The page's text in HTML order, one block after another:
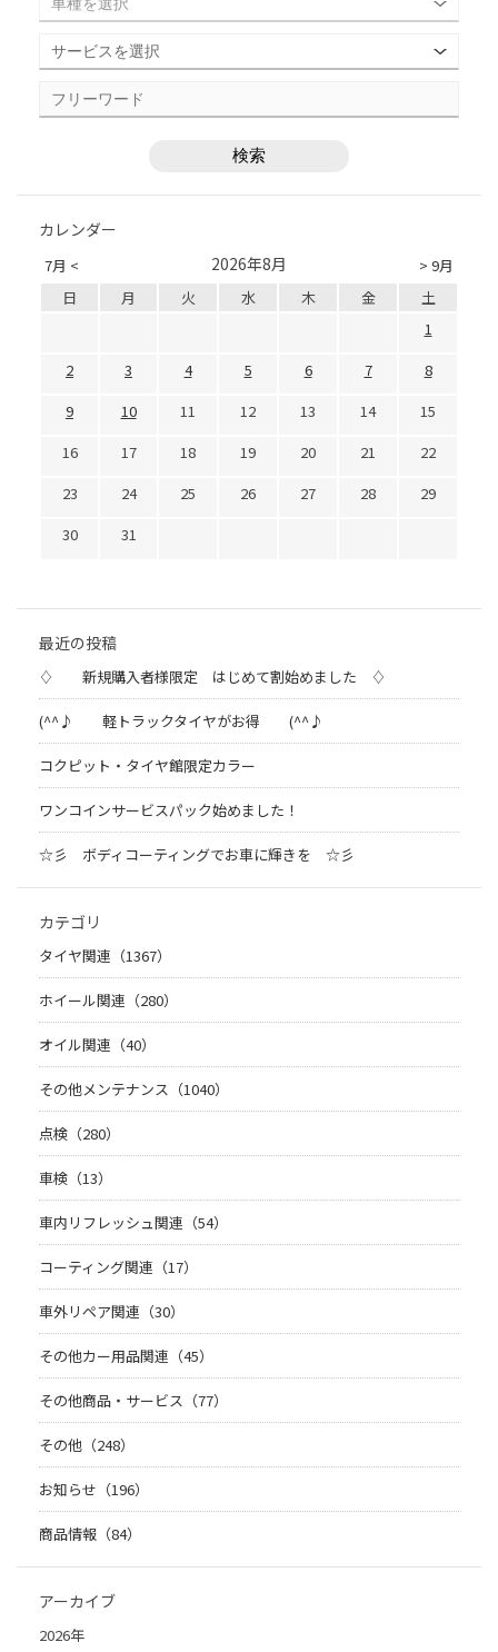
カレンダー
7月 < > 9月
2026年8月
日 月 火 水 木 金
土
1
2
3 4 5 6 7
8
9
10 11 12 13 14
15
16
17 18 19 20 21
22
23
24 25 26 27 28
29
30
31
最近の投稿
♢ 新規購入者様限定 はじめて割始めました ♢
(^^♪ 軽トラックタイヤがお得 (^^♪
コクピット・タイヤ館限定カラー
ワンコインサービスパック始めました！
☆彡 ボディコーティングでお車に輝きを ☆彡
カテゴリ
タイヤ関連（1367）
ホイール関連（280）
オイル関連（40）
その他メンテナンス（1040）
点検（280）
車検（13）
車内リフレッシュ関連（54）
コーティング関連（17）
車外リペア関連（30）
その他カー用品関連（45）
その他商品・サービス（77）
その他（248）
お知らせ（196）
商品情報（84）
アーカイブ
2026年